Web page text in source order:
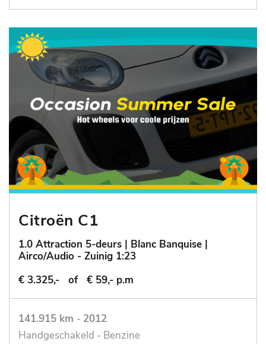
Citroën C1
1.0 Attraction 5-deurs | Blanc Banquise |
Airco/Audio - Zuinig 1:23
€ 3.325,-
of € 59,- p.m
141.915 km - 2012
Handgeschakeld - Benzine